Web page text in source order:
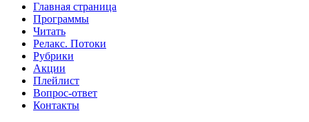
Главная страница
Программы
Читать
Релакс. Потоки
Рубрики
Акции
Плейлист
Вопрос-ответ
Контакты